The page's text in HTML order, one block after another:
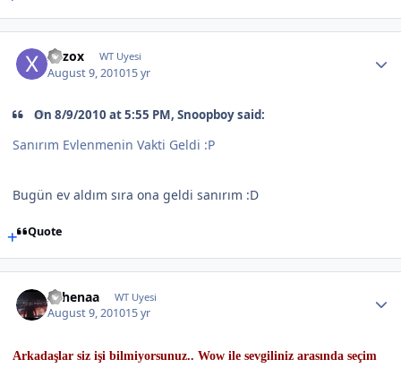
xozox WT Uyesi
August 9, 201015 yr
On 8/9/2010 at 5:55 PM, Snoopboy said:
Sanırım Evlenmenin Vakti Geldi :P
Bugün ev aldım sıra ona geldi sanırım :D
Quote
Athenaa WT Uyesi
August 9, 201015 yr
Arkadaşlar siz işi bilmiyorsunuz.. Wow ile sevgiliniz arasında seçim